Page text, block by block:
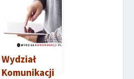
Wydział
Komunikacji